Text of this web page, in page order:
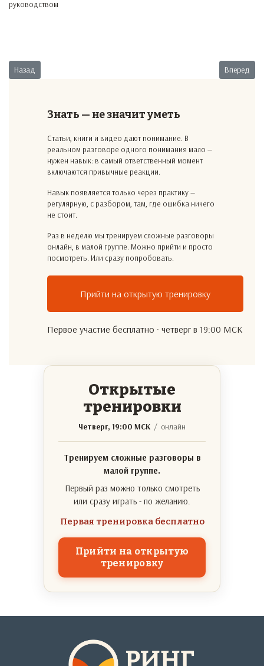
руководством
Предыдущий: Подбор персонала
Назад Вперед
Знать — не значит уметь
Статьи, книги и видео дают понимание. В
реальном разговоре одного понимания мало —
нужен навык: в самый ответственный момент
включаются привычные реакции.
Навык появляется только через практику —
регулярную, с разбором, там, где ошибка ничего
не стоит.
Раз в неделю мы тренируем сложные разговоры
онлайн, в малой группе. Можно прийти и просто
посмотреть. Или сразу попробовать.
Прийти на открытую тренировку
Первое участие бесплатно · четверг в 19:00 МСК
Открытые
тренировки
Четверг, 19:00 МСК / онлайн
Тренируем сложные разговоры в
малой группе.
Первый раз можно только смотреть
или сразу играть - по желанию.
Первая тренировка бесплатно
Прийти на открытую
тренировку